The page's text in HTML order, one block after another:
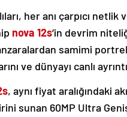
her anı çarpıcı
nova 12s‘in devrim
samimi
ve dünyayı canlı
, aynı fiyat aralığındaki
sunan 60MP Ultra